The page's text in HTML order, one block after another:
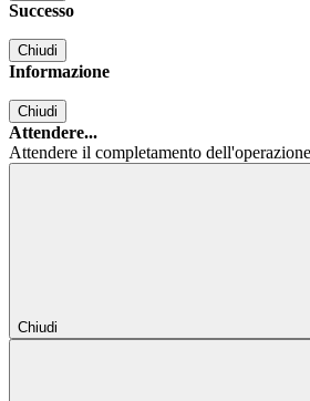
Successo
Chiudi
Informazione
Chiudi
Attendere...
Attendere il completamento
Chiudi